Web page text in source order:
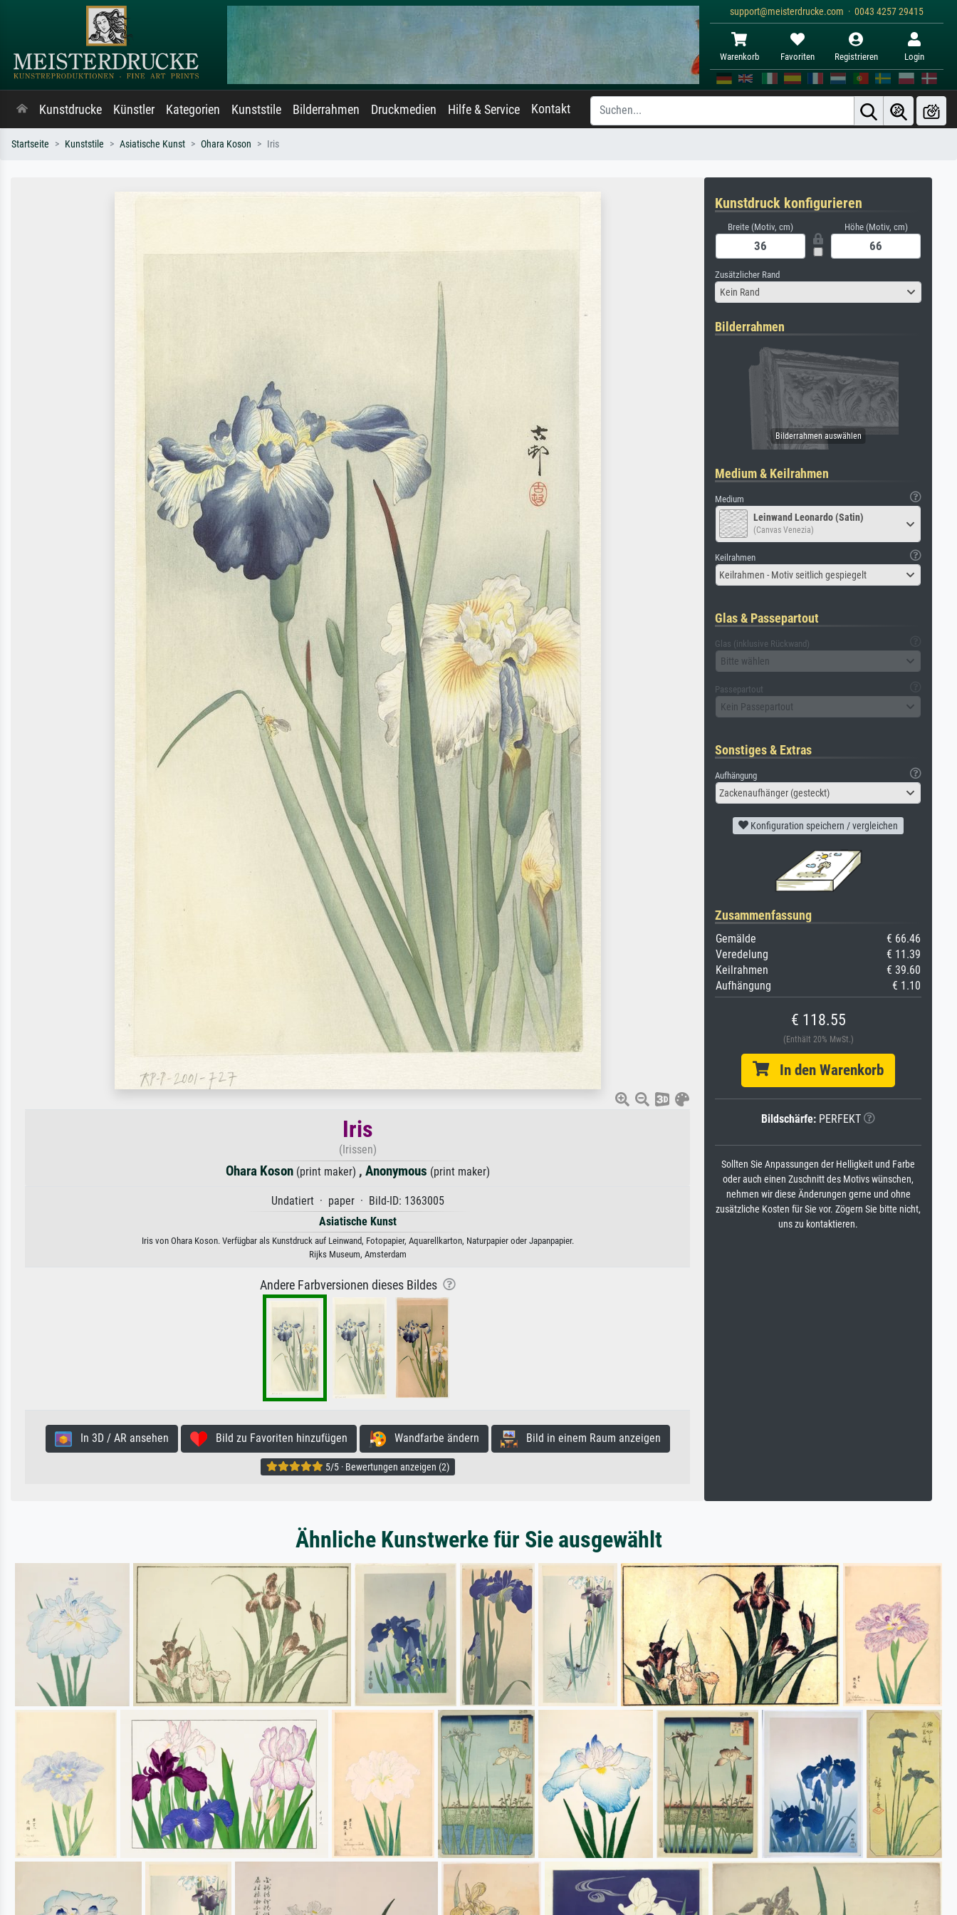
support@meisterdrucke.com · 0043 4257 29415
Warenkorb Favoriten Registrieren Login
Kunstdrucke Künstler Kategorien Kunststile Bilderrahmen Druckmedien Hilfe & Service Kontakt
Startseite Kunststile Asiatische Kunst Ohara Koson Iris
Iris
(Irissen)
Ohara Koson(print maker) , Anonymous (print maker)
Undatiert · paper · Bild-ID: 1363005
Asiatische Kunst
Iris von Ohara Koson. Verfügbar als Kunstdruck auf Leinwand, Fotopapier, Aquarellkarton, Naturpapier oder Japanpapier.
Rijks Museum, Amsterdam
Andere Farbversionen dieses Bildes
In 3D / AR ansehen Bild zu Favoriten hinzufügen Wandfarbe ändern Bild in einem Raum anzeigen
5/5 · Bewertungen anzeigen (2)
Kunstdruck konfigurieren
Breite (Motiv, cm) Höhe (Motiv, cm)
Zusätzlicher Rand
Kein Rand
Bilderrahmen
Medium & Keilrahmen
Medium
Leinwand Leonardo (Satin)
(Canvas Venezia)
Keilrahmen
Keilrahmen - Motiv seitlich gespiegelt
Glas & Passepartout
Glas (inklusive Rückwand)
Bitte wählen
Passepartout
Kein Passepartout
Sonstiges & Extras
Aufhängung
Zackenaufhänger (gesteckt)
Konfiguration speichern / vergleichen
Zusammenfassung
Gemälde
€ 66.46
Veredelung
€ 11.39
Keilrahmen
€ 39.60
Aufhängung
€ 1.10
€ 118.55
(Enthält 20% MwSt.)
In den Warenkorb
Bildschärfe: PERFEKT
Sollten Sie Anpassungen der Helligkeit und Farbe
oder auch einen Zuschnitt des Motivs wünschen,
nehmen wir diese Änderungen gerne und ohne
zusätzliche Kosten für Sie vor. Zögern Sie bitte nicht,
uns zu kontaktieren.
Ähnliche Kunstwerke für Sie ausgewählt